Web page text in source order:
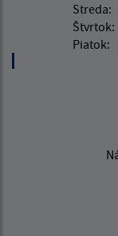
Streda:
Štvrtok:
Piatok: